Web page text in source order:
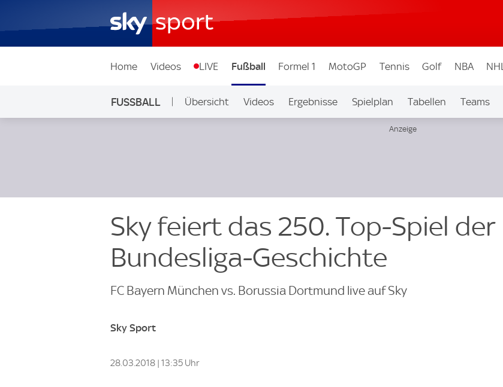
Home Videos LIVE Fußball Formel 1 MotoGP Tennis Golf NBA NHL
FUSSBALL Übersicht Videos Ergebnisse Spielplan Tabellen Teams
Sky feiert das 250. Top-Spiel der
Bundesliga-Geschichte
FC Bayern München vs. Borussia Dortmund live auf Sky
Sky Sport
28.03.2018 | 13:35 Uhr